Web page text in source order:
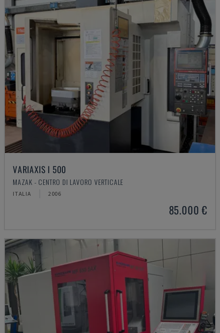
VARIAXIS I 500
MAZAK - CENTRO DI LAVORO VERTICALE
ITALIA 2006
85.000 €